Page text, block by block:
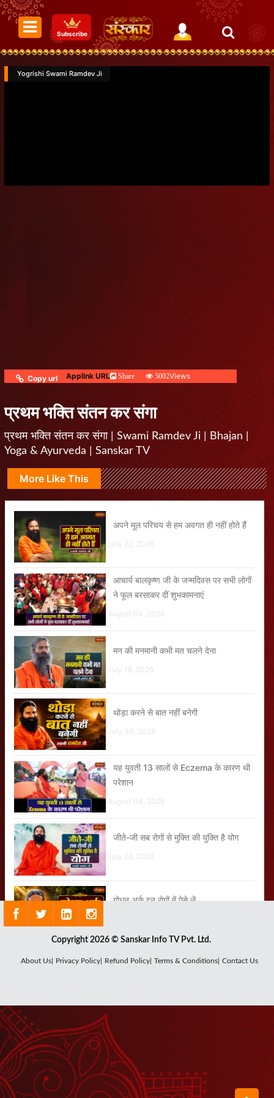
Subscribe
Yogrishi Swami Ramdev Ji
Copy url Applink URL Share 5002Views
प्रथम भक्ति संतन कर संगा
प्रथम भक्ति संतन कर संगा | Swami Ramdev Ji | Bhajan |
Yoga & Ayurveda | Sanskar TV
More Like This
अपने मूल परिचय से हम अवगत ही नहीं होते हैं
July 22, 2026
आचार्य बालकृष्ण जी के जन्मदिवस पर सभी लोगों
ने फूल बरसाकर दीं शुभकामनाएं
August 04, 2026
मन की मनमानी कभी मत चलने देना
July 18, 2026
थोड़ा करने से बात नहीं बनेगी
July 30, 2026
यह युवती 13 सालों से Eczema के कारण थी
परेशान
August 04, 2026
जीते-जी सब रोगों से मुक्ति की युक्ति है योग
July 28, 2026
गोधन अर्क इन रोगों में ऐसे लें
July 17, 2026
ॐ का सुमिरन किया करो प्रभु के सहारे जियो
करो
Copyright 2026 © Sanskar Info TV Pvt. Ltd.
About Us| Privacy Policy| Refund Policy| Terms & Conditions| Contact Us